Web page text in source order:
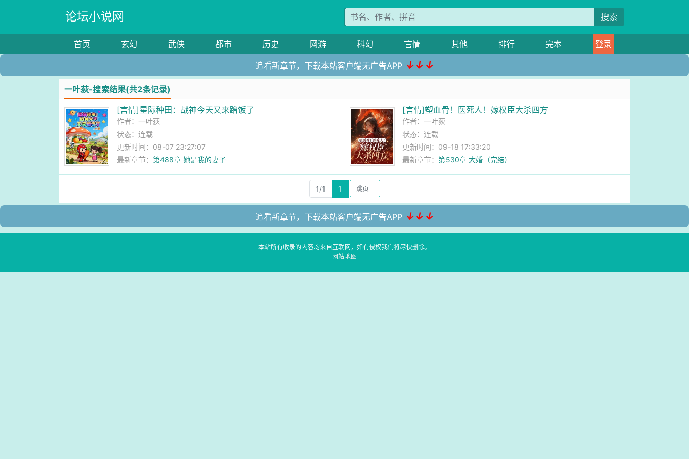
论坛小说网 搜索
首页 玄幻 武侠 都市 历史 网游 科幻 言情 其他 排行 完本 登录
追看新章节，下载本站客户端无广告APP ↓↓↓
一叶荻-搜索结果(共2条记录)
[言情]星际种田：战神今天又来蹭饭了
作者：一叶荻
状态：连载
更新时间：08-07 23:27:07
最新章节：第488章 她是我的妻子
[言情]塑血骨！医死人！嫁权臣大杀四方
作者： 一叶荻
状态：连载
更新时间：09-18 17:33:20
最新章节： 第530章 大婚（完结）
1/1 1
追看新章节，下载本站客户端无广告APP ↓↓↓
本站所有收录的内容均来自互联网，如有侵权我们将尽快删除。
网站地图